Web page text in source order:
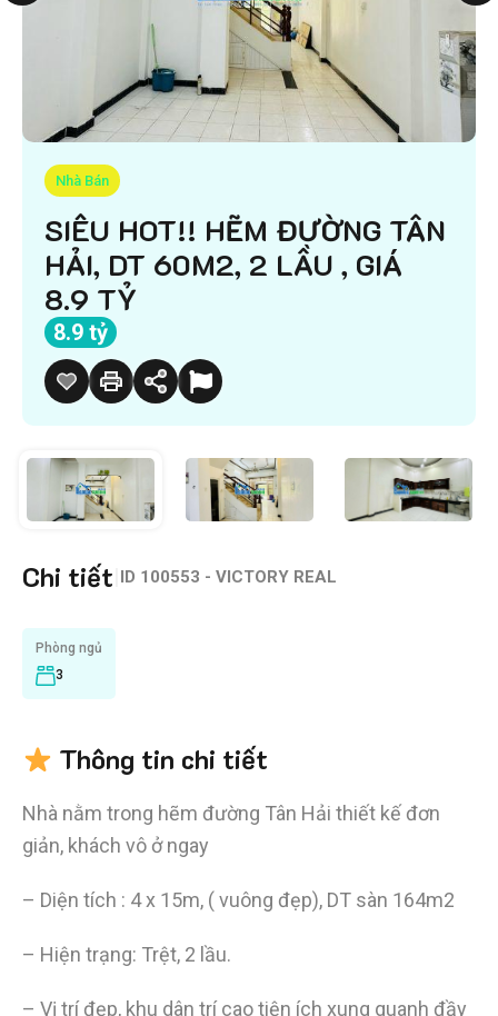
Nhà Bán
SIÊU HOT!! HẼM ĐƯỜNG TÂN
HẢI, DT 60M2, 2 LẦU , GIÁ
8.9 TỶ
8.9 tỷ
Chi tiết ID 100553 - VICTORY REAL
Phòng ngủ
3
Thông tin chi tiết
Nhà nằm trong hẽm đường Tân Hải thiết kế đơn
giản, khách vô ở ngay
– Diện tích : 4 x 15m, ( vuông đẹp), DT sàn 164m2
– Hiện trạng: Trệt, 2 lầu.
– Vị trí đẹp, khu dân trí cao tiện ích xung quanh đầy